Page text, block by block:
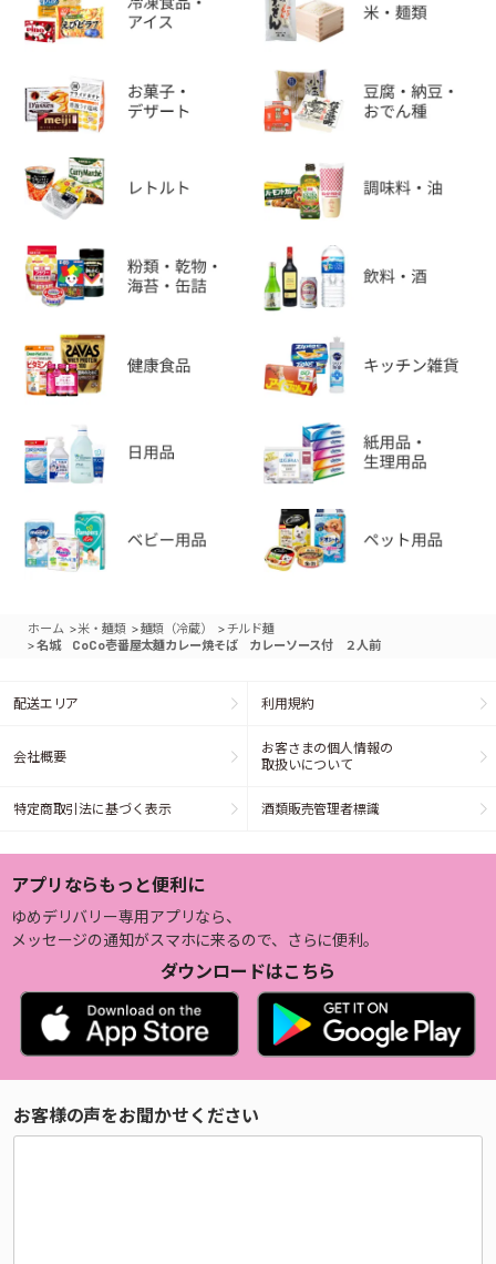
ホーム >米・麺類 >麺類（冷蔵） >チルド麺
>名城 CoCo壱番屋太麺カレー焼そば カレーソース付 ２人前
配送エリア 利用規約
会社概要
お客さまの個人情報の
取扱いについて
特定商取引法に基づく表示 酒類販売管理者標識
アプリならもっと便利に
ゆめデリバリー専用アプリなら、
メッセージの通知がスマホに来るので、さらに便利。
ダウンロードはこちら
お客様の声をお聞かせください